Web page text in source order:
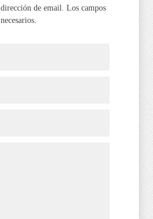
de email. Los campos